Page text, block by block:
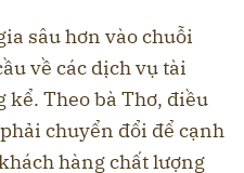
sâu hơn vào chuỗi
về các dịch vụ tài
Theo bà Thơ, điều
chuyển đổi để cạnh
hàng chất lượng